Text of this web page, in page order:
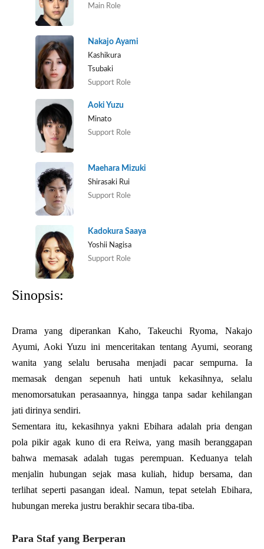
Main Role
Nakajo Ayami
Kashikura
Tsubaki
Support Role
Aoki Yuzu
Minato
Support Role
Maehara Mizuki
Shirasaki Rui
Support Role
Kadokura Saaya
Yoshii Nagisa
Support Role
Sinopsis:
Drama yang diperankan Kaho, Takeuchi Ryoma, Nakajo
Ayumi, Aoki Yuzu ini menceritakan tentang Ayumi, seorang
wanita yang selalu berusaha menjadi pacar sempurna. Ia
memasak dengan sepenuh hati untuk kekasihnya, selalu
menomorsatukan perasaannya, hingga tanpa sadar kehilangan
jati dirinya sendiri.
Sementara itu, kekasihnya yakni Ebihara adalah pria dengan
pola pikir agak kuno di era Reiwa, yang masih beranggapan
bahwa memasak adalah tugas perempuan.Keduanya telah
menjalin hubungan sejak masa kuliah, hidup bersama, dan
terlihat seperti pasangan ideal. Namun, tepat setelah Ebihara,
hubungan mereka justru berakhir secara tiba-tiba.
Para Staf yang Berperan